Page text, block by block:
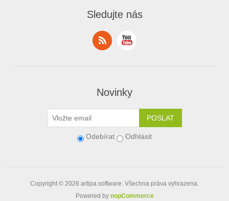
Sledujte nás
Novinky
Odebírat Odhlásit
Copyright © 2026 artipa.software. Všechna práva vyhrazena.
Powered by nopCommerce